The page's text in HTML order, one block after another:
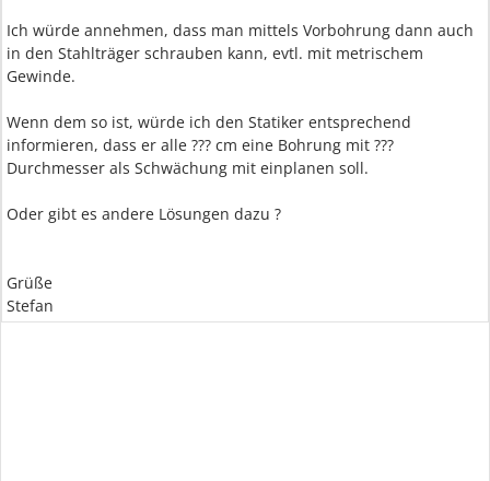
Ich würde annehmen, dass man mittels Vorbohrung dann auch
in den Stahlträger schrauben kann, evtl. mit metrischem
Gewinde.
Wenn dem so ist, würde ich den Statiker entsprechend
informieren, dass er alle ??? cm eine Bohrung mit ???
Durchmesser als Schwächung mit einplanen soll.
Oder gibt es andere Lösungen dazu ?
Grüße
Stefan